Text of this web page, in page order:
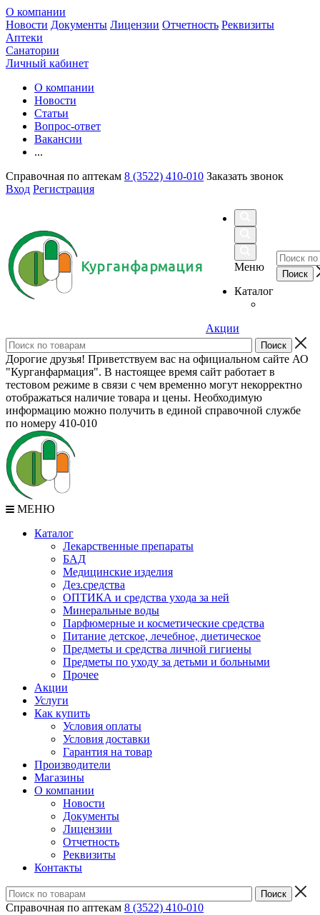
О компании
Новости Документы Лицензии Отчетность Реквизиты
Аптеки
Санатории
Личный кабинет
О компании
Новости
Статьи
Вопрос-ответ
Вакансии
...
Справочная по аптекам 8 (3522) 410-010 Заказать звонок
Вход Регистрация
Курганфармация
Меню
Каталог
Акции
Дорогие друзья! Приветствуем вас на официальном сайте АО
"Курганфармация". В настоящее время сайт работает в
тестовом режиме в связи с чем временно могут некорректно
отображаться наличие товара и цены. Необходимую
информацию можно получить в единой справочной службе
по номеру 410-010
МЕНЮ
Каталог
Лекарственные препараты
БАД
Медицинские изделия
Дез.средства
ОПТИКА и средства ухода за ней
Минеральные воды
Парфюмерные и косметические средства
Питание детское, лечебное, диетическое
Предметы и средства личной гигиены
Предметы по уходу за детьми и больными
Прочее
Акции
Услуги
Как купить
Условия оплаты
Условия доставки
Гарантия на товар
Производители
Магазины
О компании
Новости
Документы
Лицензии
Отчетность
Реквизиты
Контакты
Справочная по аптекам 8 (3522) 410-010